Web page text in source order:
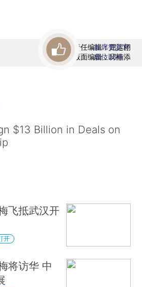
责任编辑：屈运栩
版面编辑：邱楠添
首席赞赏官
虚位以待
$13 Billion in Deals on
飞抵武汉开
开
将访华 中